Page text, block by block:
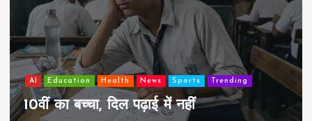
AI Education Lifestyle Mutual fund society Travel
झुग्गी में रहने वाला 10,000 कमाने वाले का बच्चा
कैसे “बड़ा आदमी” बन सकता है?